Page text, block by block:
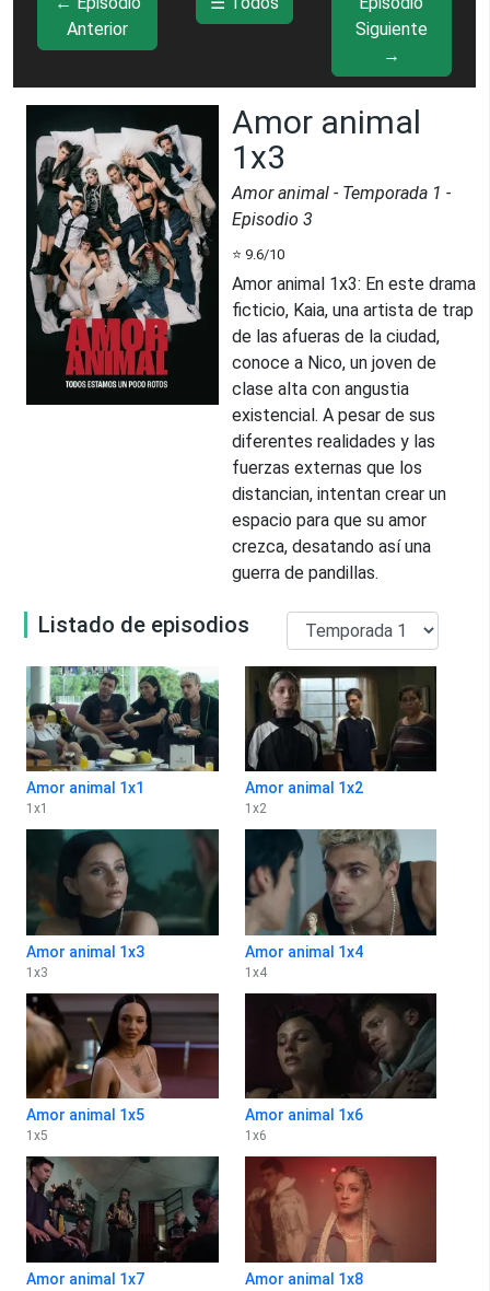
Anterior
Siguiente
→
Amor animal
1x3
Amor animal - Temporada 1 -
Episodio 3
⭐ 9.6/10
Amor animal 1x3: En este drama
ficticio, Kaia, una artista de trap
de las afueras de la ciudad,
conoce a Nico, un joven de
clase alta con angustia
existencial. A pesar de sus
diferentes realidades y las
fuerzas externas que los
distancian, intentan crear un
espacio para que su amor
crezca, desatando así una
guerra de pandillas.
Listado de episodios
Amor animal 1x1
1 x1
Amor animal 1x2
1 x2
Amor animal 1x3
1 x3
Amor animal 1x4
1 x4
Amor animal 1x5
1 x5
Amor animal 1x6
1 x6
Amor animal 1x7 Amor animal 1x8